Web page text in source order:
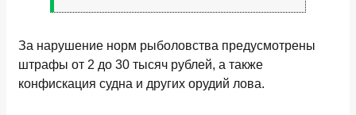
За нарушение норм рыболовства предусмотрены
штрафы от 2 до 30 тысяч рублей, а также
конфискация судна и других орудий лова.